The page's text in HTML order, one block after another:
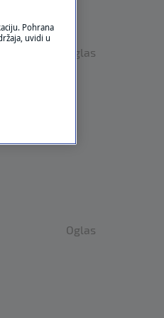
Oglas
Oglas
Pohrana
uvidi u